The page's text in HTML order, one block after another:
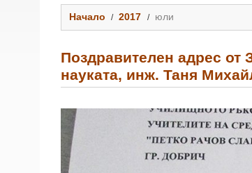
Начало 2017 юли
Поздравителен адрес от
науката, инж. Таня